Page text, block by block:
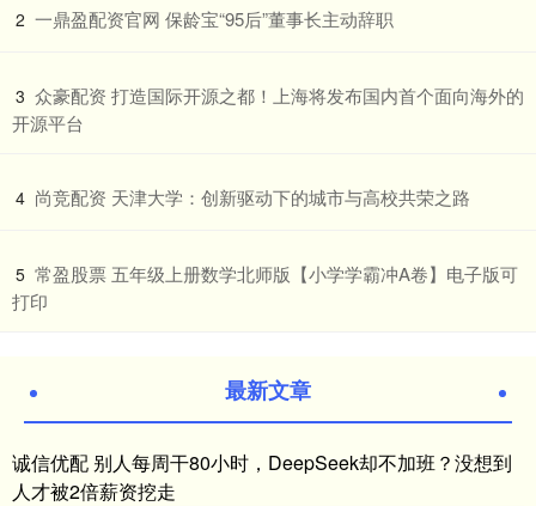
2 ​一鼎盈配资官网 保龄宝“95后”董事长主动辞职
3 ​众豪配资 打造国际开源之都！上海将发布国内首个面向海外的
开源平台
4 ​尚竞配资 天津大学：创新驱动下的城市与高校共荣之路
5 ​常盈股票 五年级上册数学北师版【小学学霸冲A卷】电子版可
打印
最新文章
诚信优配 别人每周干80小时，DeepSeek却不加班？没想到
人才被2倍薪资挖走